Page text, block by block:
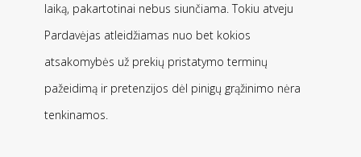
laiką, pakartotinai nebus siunčiama. Tokiu atveju
Pardavėjas atleidžiamas nuo bet kokios
atsakomybės už prekių pristatymo terminų
pažeidimą ir pretenzijos dėl pinigų grąžinimo nėra
tenkinamos.